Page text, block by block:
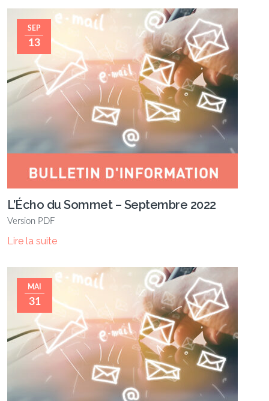
SEP
13
L’Écho du Sommet – Septembre 2022
Version PDF
Lire la suite
MAI
31